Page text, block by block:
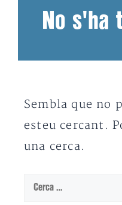
No s'ha
Sembla que no
esteu cercant.
una cerca.
Cerca: